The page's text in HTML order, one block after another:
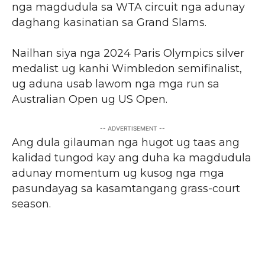
nga magdudula sa WTA circuit nga adunay
daghang kasinatian sa Grand Slams.
Nailhan siya nga 2024 Paris Olympics silver
medalist ug kanhi Wimbledon semifinalist,
ug aduna usab lawom nga mga run sa
Australian Open ug US Open.
-- ADVERTISEMENT --
Ang dula gilauman nga hugot ug taas ang
kalidad tungod kay ang duha ka magdudula
adunay momentum ug kusog nga mga
pasundayag sa kasamtangang grass-court
season.